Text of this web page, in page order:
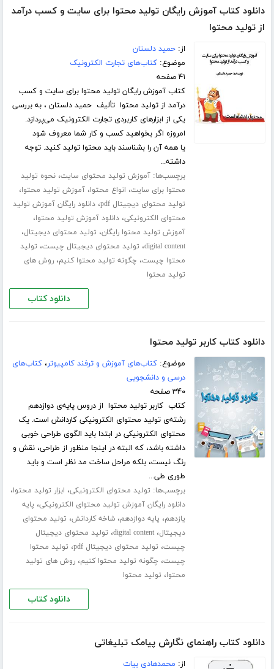
دانلود کتاب آموزش رایگان تولید محتوا برای سایت و کسب درآمد
از تولید محتوا
از:حمید دلستان
موضوع:کتاب‌های تجارت الکترونیک
۴۱ صفحه
کتاب آموزش رایگان تولید محتوا برای سایت و کسب
درآمد از تولید محتوا تألیف حمید دلستان ، به بررسی
یکی از ابزارهای کاربردی تجارت الکترونیک می‌پردازد.
امروزه اگر بخواهید کسب و کار شما معروف شود
یا همه آن را بشناسند باید محتوا تولید کنید. توجه
داشته...
برچسب‌ها:آموزش تولید محتوای سایت،نحوه تولید
محتوا برای سایت، انواع محتوا،آموزش تولید محتوا،
تولید محتوای دیجیتال pdf ،دانلود رایگان آموزش تولید
محتوای الکترونیکی،دانلود آموزش تولید محتوا،
آموزش تولید محتوا رایگان، تولید محتوای دیجیتال،
digital content، تولید محتوای دیجیتال چیست، تولید
محتوا چیست، چگونه تولید محتوا کنیم،روش های
تولید محتوا
دانلود کتاب
دانلود کتاب کاربر تولید محتوا
موضوع:کتاب‌های آموزش و ترفند کامپیوتر،کتاب‌های
درسی و دانشجویی
۳۴۰ صفحه
کتاب کاربر تولید محتوا از دروس پایه‌ی دوازدهم
رشته‌ی تولید محتوای الکترونیکی کاردانش است. یک
محتوای الکترونیکی در ابتدا باید الگوی طراحی خوبی
داشته باشد، که البته در اینجا منظور از طراحی، نقش و
رنگ نیست، بلکه مراحل ساخت مد نظر است و باید
طوری طی...
برچسب‌ها: تولید محتوای الکترونیکی، ابزار تولید محتوا،
دانلود رایگان آموزش تولید محتوای الکترونیکی، پایه
یازدهم، پایه دوازدهم،شاخه کاردانش، تولید محتوای
دیجیتال،digital content، تولید محتوای دیجیتال
چیست، تولید محتوای دیجیتال pdf ، تولید محتوا
چیست، چگونه تولید محتوا کنیم،روش های تولید
محتوا، تولید محتوا
دانلود کتاب
دانلود کتاب راهنمای نگارش پیامک تبلیغاتی
از: محمدهادی بیات